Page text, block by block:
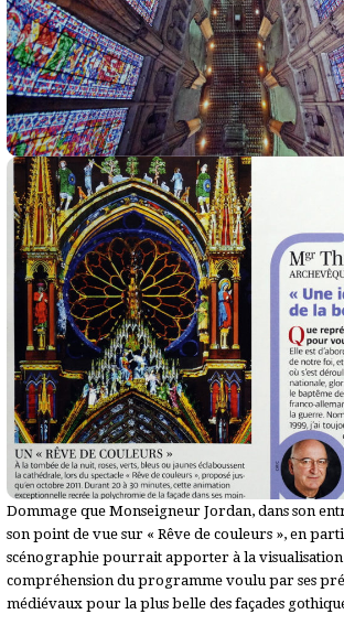
Dommage que Monseigneur Jordan, dans son
son point de vue sur « Rêve de couleurs », en
scénographie pourrait apporter à la visualisation
compréhension du programme voulu par ses
médiévaux pour la plus belle des façades